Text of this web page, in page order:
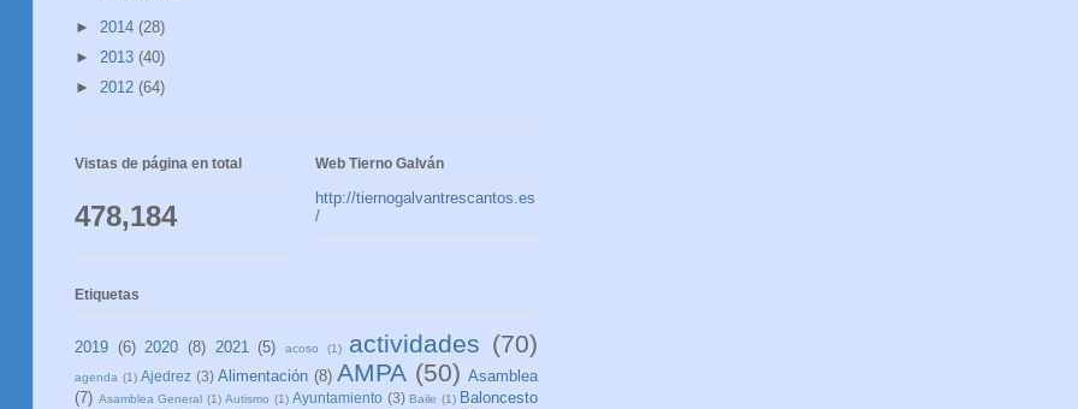
► 2014 (28)
► 2013 (40)
► 2012 (64)
Vistas de página en total
478,184
Web Tierno Galván
http://tiernogalvantrescantos.es
/
Etiquetas
2019 (6) 2020 (8) 2021 (5) acoso (1) actividades (70)
agenda (1) Ajedrez (3) Alimentación (8) AMPA (50) Asamblea
(7) Asamblea General (1) Autismo (1) Ayuntamiento (3) Baile (1) Baloncesto